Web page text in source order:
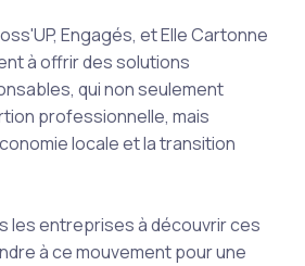
Engagés, et Elle Cartonne
à offrir des solutions
qui non seulement
professionnelle, mais
locale et la transition
les entreprises à découvrir ces
à ce mouvement pour une